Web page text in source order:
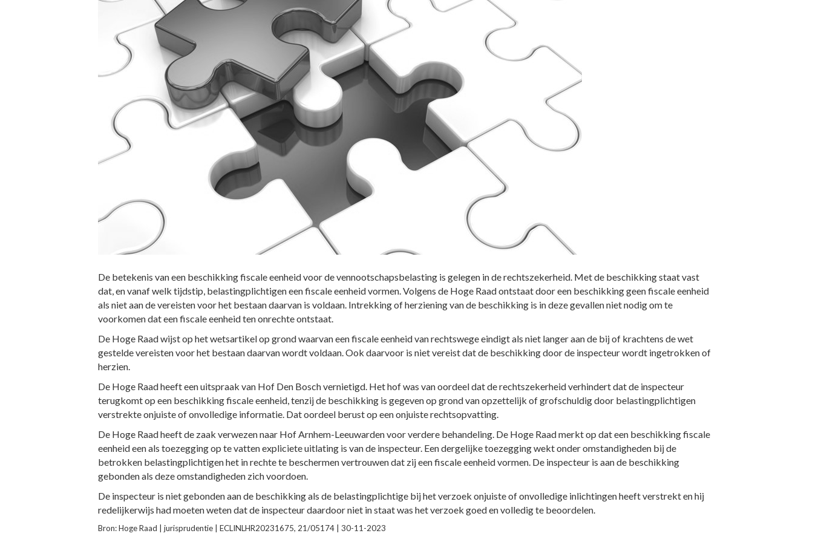
De betekenis van een beschikking fiscale eenheid voor de vennootschapsbelasting is gelegen in de rechtszekerheid. Met de beschikking staat vast
dat, en vanaf welk tijdstip, belastingplichtigen een fiscale eenheid vormen. Volgens de Hoge Raad ontstaat door een beschikking geen fiscale eenheid
als niet aan de vereisten voor het bestaan daarvan is voldaan. Intrekking of herziening van de beschikking is in deze gevallen niet nodig om te
voorkomen dat een fiscale eenheid ten onrechte ontstaat.
De Hoge Raad wijst op het wetsartikel op grond waarvan een fiscale eenheid van rechtswege eindigt als niet langer aan de bij of krachtens de wet
gestelde vereisten voor het bestaan daarvan wordt voldaan. Ook daarvoor is niet vereist dat de beschikking door de inspecteur wordt ingetrokken of
herzien.
De Hoge Raad heeft een uitspraak van Hof Den Bosch vernietigd. Het hof was van oordeel dat de rechtszekerheid verhindert dat de inspecteur
terugkomt op een beschikking fiscale eenheid, tenzij de beschikking is gegeven op grond van opzettelijk of grofschuldig door belastingplichtigen
verstrekte onjuiste of onvolledige informatie. Dat oordeel berust op een onjuiste rechtsopvatting.
De Hoge Raad heeft de zaak verwezen naar Hof Arnhem-Leeuwarden voor verdere behandeling. De Hoge Raad merkt op dat een beschikking fiscale
eenheid een als toezegging op te vatten expliciete uitlating is van de inspecteur. Een dergelijke toezegging wekt onder omstandigheden bij de
betrokken belastingplichtigen het in rechte te beschermen vertrouwen dat zij een fiscale eenheid vormen. De inspecteur is aan de beschikking
gebonden als deze omstandigheden zich voordoen.
De inspecteur is niet gebonden aan de beschikking als de belastingplichtige bij het verzoek onjuiste of onvolledige inlichtingen heeft verstrekt en hij
redelijkerwijs had moeten weten dat de inspecteur daardoor niet in staat was het verzoek goed en volledig te beoordelen.
Bron: Hoge Raad | jurisprudentie | ECLINLHR20231675, 21/05174 | 30-11-2023